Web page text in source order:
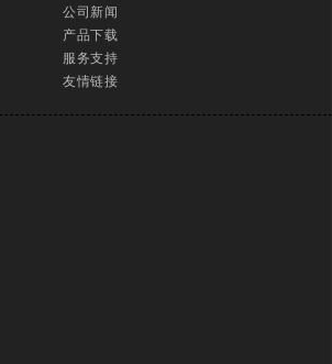
公司新闻
产品下载
服务支持
友情链接